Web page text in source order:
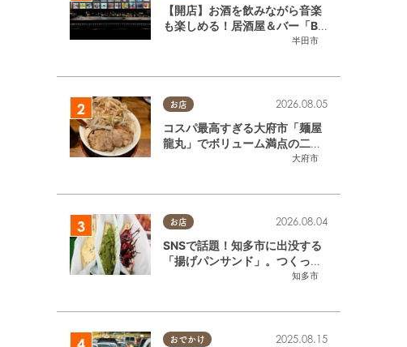
半田市
【開店】お酒を飲みながら音楽
も楽しめる！居酒屋＆バー「BL
OOMY（ブルーミー）」が7/3
お店
大府市
2026.08.05
コスパ最高すぎる大府市「麺屋
龍丸」でボリューム満点の二郎
系ラーメンを堪能してきた
お店
知多市
2026.08.04
SNSで話題！知多市に出没する
「揚げパンサンド」。つくって
いるのはお祭りお兄さん!?【ち
おでかけ 2025.08.15